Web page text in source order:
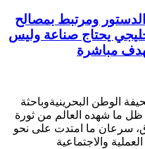
ومرتبط بمصالح
يحتاج صناعة وليس
مباشرة
الوطن البحرينيةوباحثة
ما شهده العالم من ثورة
سرعان ما امتدت على نحو
والاجتماعية